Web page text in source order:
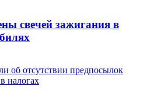
свечей зажигания в